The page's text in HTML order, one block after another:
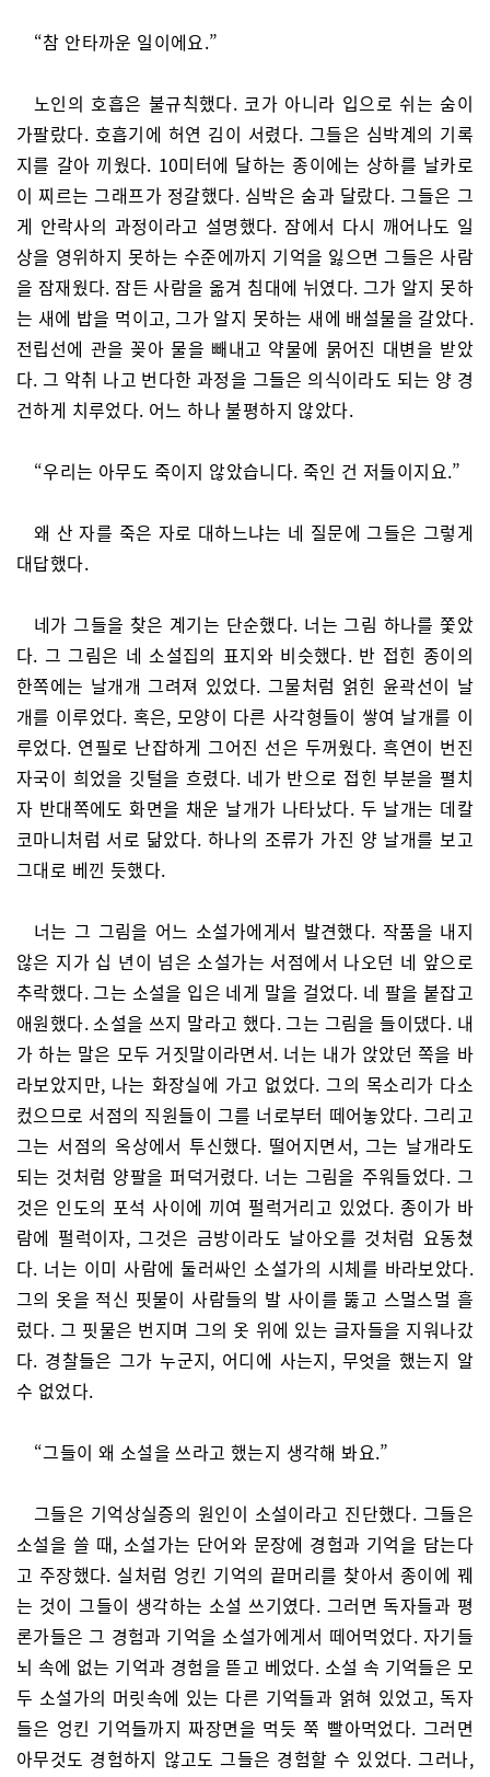
“참 안타까운 일이에요.”
노인의 호흡은 불규칙했다. 코가 아니라 입으로 쉬는 숨이
가팔랐다. 호흡기에 허연 김이 서렸다. 그들은 심박계의 기록
지를 갈아 끼웠다. 10미터에 달하는 종이에는 상하를 날카로
이 찌르는 그래프가 정갈했다. 심박은 숨과 달랐다. 그들은 그
게 안락사의 과정이라고 설명했다. 잠에서 다시 깨어나도 일
상을 영위하지 못하는 수준에까지 기억을 잃으면 그들은 사람
을 잠재웠다. 잠든 사람을 옮겨 침대에 뉘였다. 그가 알지 못하
는 새에 밥을 먹이고, 그가 알지 못하는 새에 배설물을 갈았다.
전립선에 관을 꽂아 물을 빼내고 약물에 묽어진 대변을 받았
다. 그 악취 나고 번다한 과정을 그들은 의식이라도 되는 양 경
건하게 치루었다. 어느 하나 불평하지 않았다.
“우리는 아무도 죽이지 않았습니다. 죽인 건 저들이지요.”
왜 산 자를 죽은 자로 대하느냐는 네 질문에 그들은 그렇게
대답했다.
네가 그들을 찾은 계기는 단순했다. 너는 그림 하나를 쫓았
다. 그 그림은 네 소설집의 표지와 비슷했다. 반 접힌 종이의
한쪽에는 날개개 그려져 있었다. 그물처럼 얽힌 윤곽선이 날
개를 이루었다. 혹은, 모양이 다른 사각형들이 쌓여 날개를 이
루었다. 연필로 난잡하게 그어진 선은 두꺼웠다. 흑연이 번진
자국이 희었을 깃털을 흐렸다. 네가 반으로 접힌 부분을 펼치
자 반대쪽에도 화면을 채운 날개가 나타났다. 두 날개는 데칼
코마니처럼 서로 닮았다. 하나의 조류가 가진 양 날개를 보고
그대로 베낀 듯했다.
너는 그 그림을 어느 소설가에게서 발견했다. 작품을 내지
않은 지가 십 년이 넘은 소설가는 서점에서 나오던 네 앞으로
추락했다. 그는 소설을 입은 네게 말을 걸었다. 네 팔을 붙잡고
애원했다. 소설을 쓰지 말라고 했다. 그는 그림을 들이댔다. 내
가 하는 말은 모두 거짓말이라면서. 너는 내가 앉았던 쪽을 바
라보았지만, 나는 화장실에 가고 없었다. 그의 목소리가 다소
컸으므로 서점의 직원들이 그를 너로부터 떼어놓았다. 그리고
그는 서점의 옥상에서 투신했다. 떨어지면서, 그는 날개라도
되는 것처럼 양팔을 퍼덕거렸다. 너는 그림을 주워들었다. 그
것은 인도의 포석 사이에 끼여 펄럭거리고 있었다. 종이가 바
람에 펄럭이자, 그것은 금방이라도 날아오를 것처럼 요동쳤
다. 너는 이미 사람에 둘러싸인 소설가의 시체를 바라보았다.
그의 옷을 적신 핏물이 사람들의 발 사이를 뚫고 스멀스멀 흘
렀다. 그 핏물은 번지며 그의 옷 위에 있는 글자들을 지워나갔
다. 경찰들은 그가 누군지, 어디에 사는지, 무엇을 했는지 알
수 없었다.
“그들이 왜 소설을 쓰라고 했는지 생각해 봐요.”
그들은 기억상실증의 원인이 소설이라고 진단했다. 그들은
소설을 쓸 때, 소설가는 단어와 문장에 경험과 기억을 담는다
고 주장했다. 실처럼 엉킨 기억의 끝머리를 찾아서 종이에 꿰
는 것이 그들이 생각하는 소설 쓰기였다. 그러면 독자들과 평
론가들은 그 경험과 기억을 소설가에게서 떼어먹었다. 자기들
뇌 속에 없는 기억과 경험을 뜯고 베었다. 소설 속 기억들은 모
두 소설가의 머릿속에 있는 다른 기억들과 얽혀 있었고, 독자
들은 엉킨 기억들까지 짜장면을 먹듯 쭉 빨아먹었다. 그러면
아무것도 경험하지 않고도 그들은 경험할 수 있었다. 그러나,